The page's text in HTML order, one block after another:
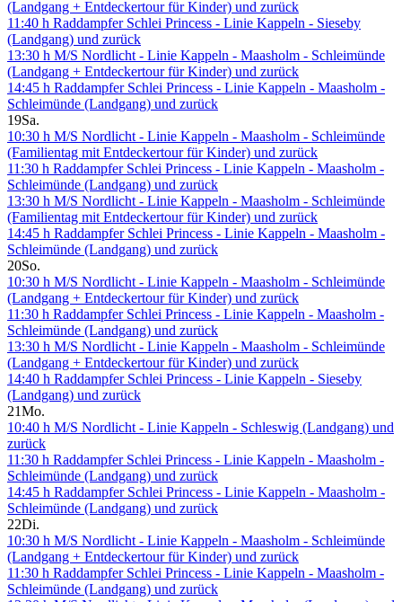
(Landgang + Entdeckertour für Kinder) und zurück
11:40 h Raddampfer Schlei Princess - Linie Kappeln - Sieseby
(Landgang) und zurück
13:30 h M/S Nordlicht - Linie Kappeln - Maasholm - Schleimünde
(Landgang + Entdeckertour für Kinder) und zurück
14:45 h Raddampfer Schlei Princess - Linie Kappeln - Maasholm -
Schleimünde (Landgang) und zurück
19Sa.
10:30 h M/S Nordlicht - Linie Kappeln - Maasholm - Schleimünde
(Familientag mit Entdeckertour für Kinder) und zurück
11:30 h Raddampfer Schlei Princess - Linie Kappeln - Maasholm -
Schleimünde (Landgang) und zurück
13:30 h M/S Nordlicht - Linie Kappeln - Maasholm - Schleimünde
(Familientag mit Entdeckertour für Kinder) und zurück
14:45 h Raddampfer Schlei Princess - Linie Kappeln - Maasholm -
Schleimünde (Landgang) und zurück
20So.
10:30 h M/S Nordlicht - Linie Kappeln - Maasholm - Schleimünde
(Landgang + Entdeckertour für Kinder) und zurück
11:30 h Raddampfer Schlei Princess - Linie Kappeln - Maasholm -
Schleimünde (Landgang) und zurück
13:30 h M/S Nordlicht - Linie Kappeln - Maasholm - Schleimünde
(Landgang + Entdeckertour für Kinder) und zurück
14:40 h Raddampfer Schlei Princess - Linie Kappeln - Sieseby
(Landgang) und zurück
21Mo.
10:40 h M/S Nordlicht - Linie Kappeln - Schleswig (Landgang) und
zurück
11:30 h Raddampfer Schlei Princess - Linie Kappeln - Maasholm -
Schleimünde (Landgang) und zurück
14:45 h Raddampfer Schlei Princess - Linie Kappeln - Maasholm -
Schleimünde (Landgang) und zurück
22Di.
10:30 h M/S Nordlicht - Linie Kappeln - Maasholm - Schleimünde
(Landgang + Entdeckertour für Kinder) und zurück
11:30 h Raddampfer Schlei Princess - Linie Kappeln - Maasholm -
Schleimünde (Landgang) und zurück